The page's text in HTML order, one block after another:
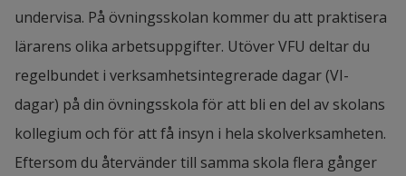
undervisa. På övningsskolan kommer du att praktisera
lärarens olika arbetsuppgifter. Utöver VFU deltar du
regelbundet i verksamhetsintegrerade dagar (VI-
dagar) på din övningsskola för att bli en del av skolans
kollegium och för att få insyn i hela skolverksamheten.
Eftersom du återvänder till samma skola flera gånger